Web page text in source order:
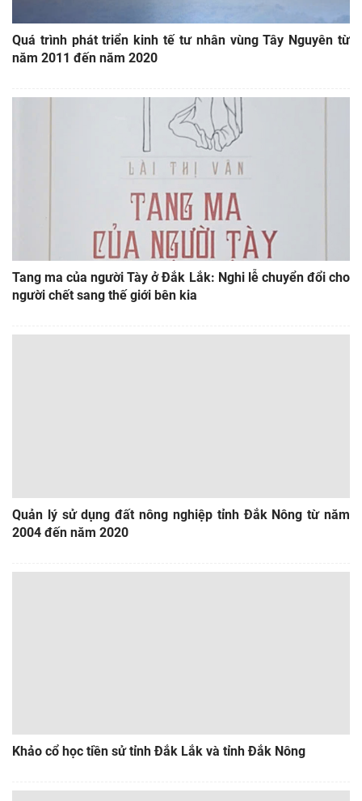
Quá trình phát triển kinh tế tư nhân vùng Tây Nguyên từ
năm 2011 đến năm 2020
Tang ma của người Tày ở Đắk Lắk: Nghi lễ chuyển đổi cho
người chết sang thế giới bên kia
Quản lý sử dụng đất nông nghiệp tỉnh Đắk Nông từ năm
2004 đến năm 2020
Khảo cổ học tiền sử tỉnh Đắk Lắk và tỉnh Đắk Nông